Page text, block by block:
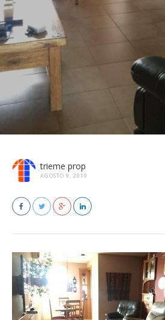
trieme prop
AGOSTO 9, 2019